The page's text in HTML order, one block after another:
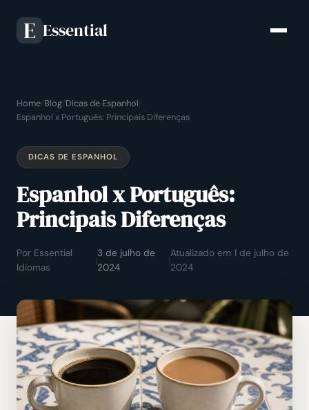
E Essential
Home Blog Dicas de Espanhol
Espanhol x Português: Principais Diferenças
DICAS DE ESPANHOL
Espanhol x Português:
Principais Diferenças
Por Essential
Idiomas
|
3 de julho de
2024
|
Atualizado em 1 de julho de
2024